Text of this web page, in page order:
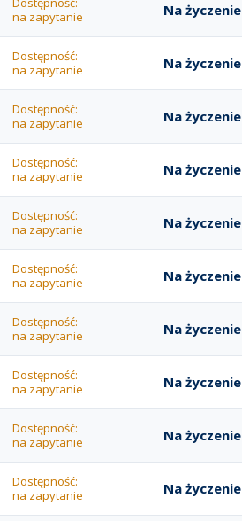
na zapytanie
Na życzenie
Dostępność:
na zapytanie
Na życzenie
Dostępność:
na zapytanie
Na życzenie
Dostępność:
na zapytanie
Na życzenie
Dostępność:
na zapytanie
Na życzenie
Dostępność:
na zapytanie
Na życzenie
Dostępność:
na zapytanie
Na życzenie
Dostępność:
na zapytanie
Na życzenie
Dostępność:
na zapytanie
Na życzenie
Dostępność:
na zapytanie
Na życzenie